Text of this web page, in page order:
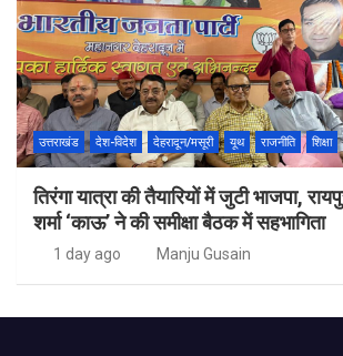
उत्तराखंड देश-विदेश देहरादून/मसूरी यूथ राजनीति शिक्षा
तिरंगा यात्रा की तैयारियों में जुटी भाजपा,
शर्मा ‘काऊ’ ने की समीक्षा बैठक में सहभागिता
1 day ago Manju Gusain